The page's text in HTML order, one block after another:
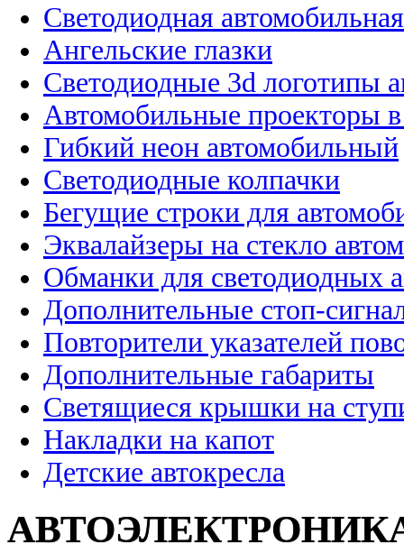
Светодиодная
Ангельские глазки
Светодиодные 3d логотипы
Автомобильные проекторы
Гибкий неон автомобильный
Светодиодные колпачки
Бегущие строки для
Эквалайзеры на стекло
Обманки для светодиодных
Дополнительные стоп-
Повторители указателей
Дополнительные габариты
Светящиеся крышки на
Накладки на капот
Детские автокресла